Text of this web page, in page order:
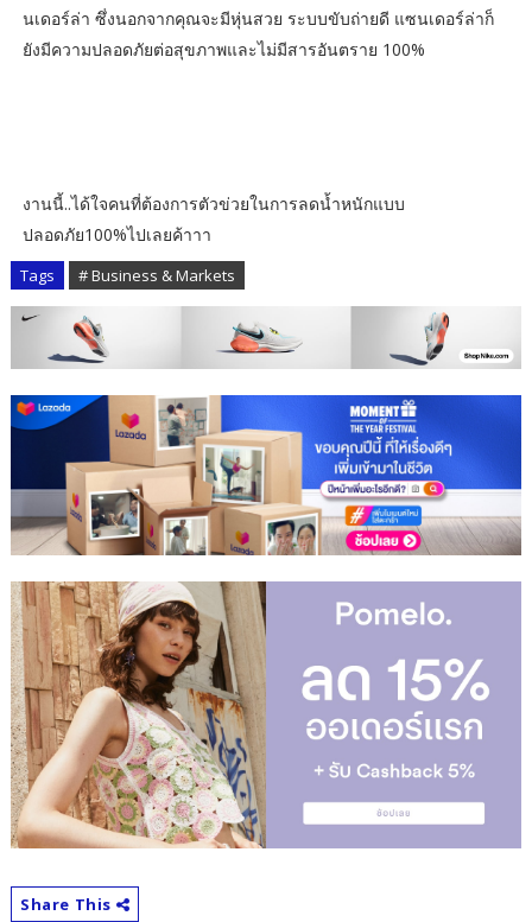
นเดอร์ล่า ซึ่งนอกจากคุณจะมีหุ่นสวย ระบบขับถ่ายดี แซนเดอร์ล่าก็
ยังมีความปลอดภัยต่อสุขภาพและไม่มีสารอันตราย 100%
งานนี้..ได้ใจคนที่ต้องการตัวข่วยในการลดน้ำหนักแบบ
ปลอดภัย100%ไปเลยค้าาา
Tags # Business & Markets
Share This